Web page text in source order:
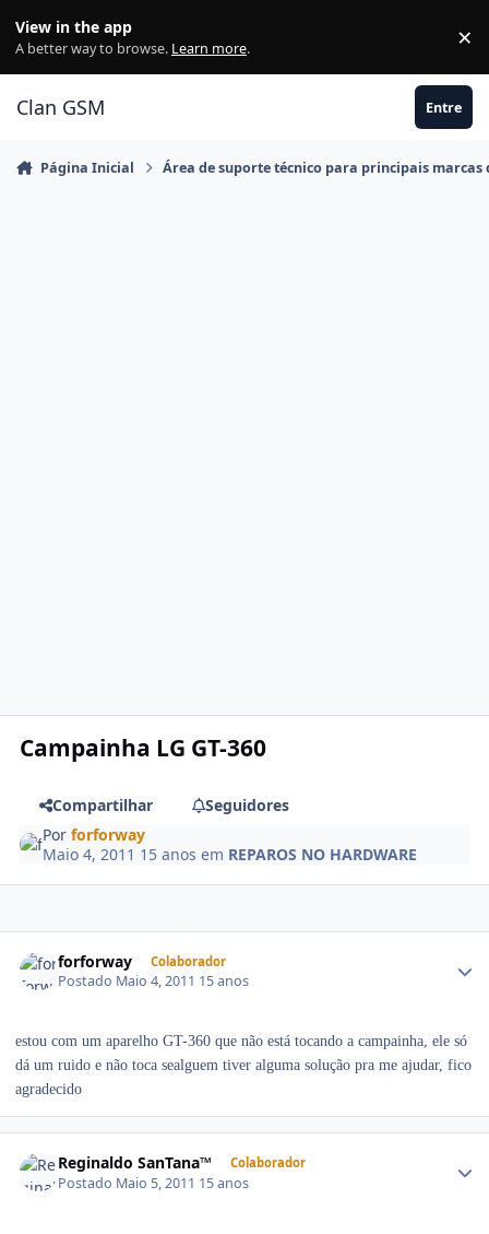
View in the app
A better way to browse. Learn more. ×
Clan GSM Entre
Página Inicial Área de suporte técnico para principais marcas
Campainha LG GT-360
Compartilhar
Seguidores
Porforforway
Maio 4, 2011 15 anos em REPAROS NO HARDWARE
forforway Colaborador
Postado Maio 4, 2011 15 anos
estou com um aparelho GT-360 que não está tocando a campainha, ele só
dá um ruido e não toca sealguem tiver alguma solução pra me ajudar, fico
agradecido
Reginaldo SanTana™ Colaborador
Postado Maio 5, 2011 15 anos